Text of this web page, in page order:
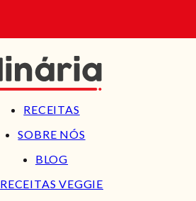
RECEITAS
SOBRE NÓS
BLOG
RECEITAS VEGGIE